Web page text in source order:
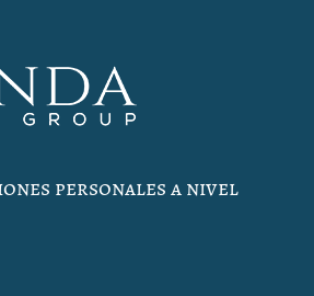
personales a nivel